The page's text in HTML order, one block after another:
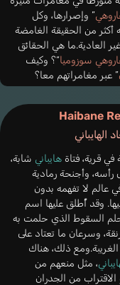
” وإصرارها، وكل
أكثر من الحقيقة الغامضة
العادية.ما هي الحقائق
سوزوميا“؟ وكيف
” عبر مغامراتهم معا؟
Haibane
الهايباني
قرية، فتاة هايباني شابة،
رأسه، وأجنحة رمادية
عالم لا تفهمه بدون
وقد أُطلق عليها اسم
السقوط الذي حلمت به
وسرعان ما تعتاد على
الغريبة.ومع ذلك، هناك
، مثل منعهم من
الاقتراب من الجدران